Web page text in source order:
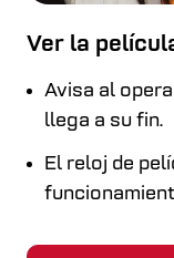
Ver la
Avisa al
llega a su fin.
El reloj de